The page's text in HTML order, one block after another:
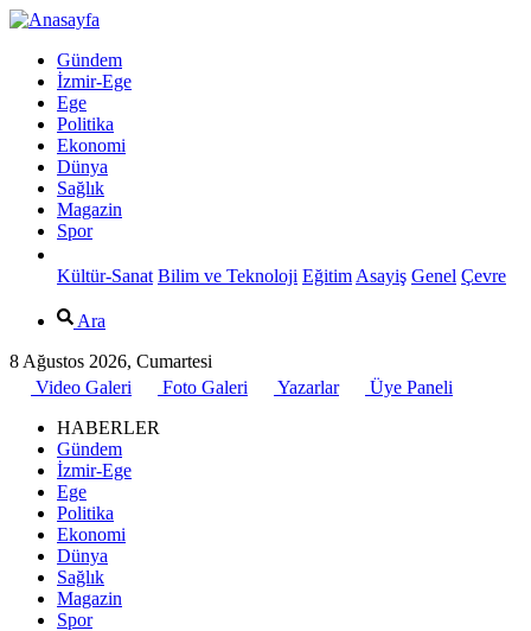
Gündem
İzmir-Ege
Ege
Politika
Ekonomi
Dünya
Sağlık
Magazin
Spor
Kültür-Sanat Bilim ve Teknoloji Eğitim Asayiş Genel Çevre
Ara
8 Ağustos 2026, Cumartesi
Video Galeri
Foto Galeri Yazarlar
Üye Paneli
HABERLER
Gündem
İzmir-Ege
Ege
Politika
Ekonomi
Dünya
Sağlık
Magazin
Spor